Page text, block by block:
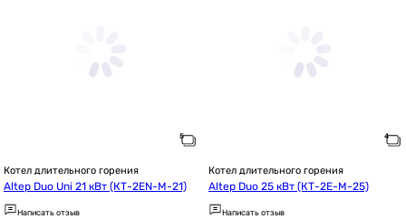
Котел длительного горения
Altep Duo Uni 21 кВт (КТ-2EN-M-21)
Написать отзыв
Котел длительного горения
Altep Duo 25 кВт (КТ-2E-M-25)
Написать отзыв